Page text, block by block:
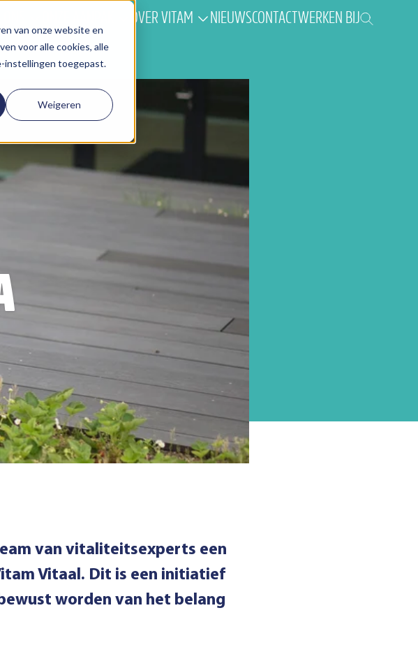
van onze website en
voor alle cookies, alle
instellingen toegepast.
Weigeren
OVER VITAM NIEUWSCONTACTWERKEN BIJ
van vitaliteitsexperts een
Vitaal. Dit is een initiatief
worden van het belang